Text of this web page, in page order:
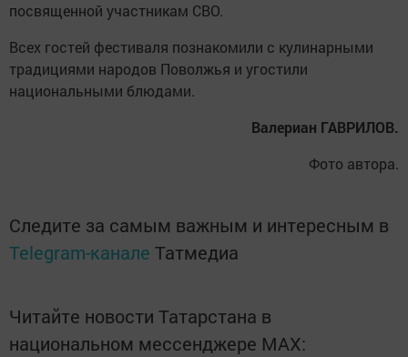
посвященной участникам СВО.
Всех гостей фестиваля познакомили с кулинарными
традициями народов Поволжья и угостили
национальными блюдами.
Валериан ГАВРИЛОВ.
Фото автора.
Следите за самым важным и интересным в
Telegram-канале Татмедиа
Читайте новости Татарстана в
национальном мессенджере MАХ: